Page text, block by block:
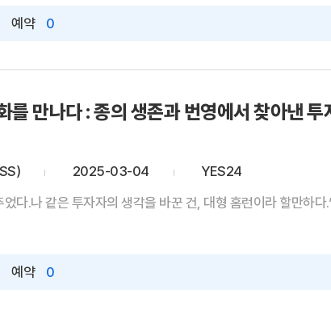
예약 0
를 만나다 : 종의 생존과 번영에서 찾아낸 투
2025-03-04
YES24
다.나 같은 투자자의 생각을 바꾼 건, 대형 홈런이라 할만하다
예약 0